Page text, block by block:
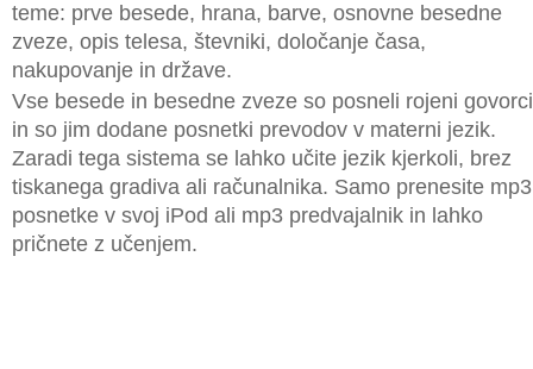
teme: prve besede, hrana, barve, osnovne besedne
zveze, opis telesa, števniki, določanje časa,
nakupovanje in države.
Vse besede in besedne zveze so posneli rojeni govorci
in so jim dodane posnetki prevodov v materni jezik.
Zaradi tega sistema se lahko učite jezik kjerkoli, brez
tiskanega gradiva ali računalnika. Samo prenesite mp3
posnetke v svoj iPod ali mp3 predvajalnik in lahko
pričnete z učenjem.